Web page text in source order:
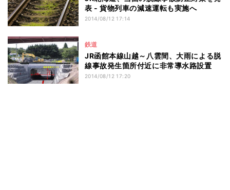
表 - 貨物列車の減速運転も実施へ
2014/08/12 17:14
鉄道
JR函館本線山越～八雲間、大雨による脱
線事故発生箇所付近に非常導水路設置
2014/08/12 17:20